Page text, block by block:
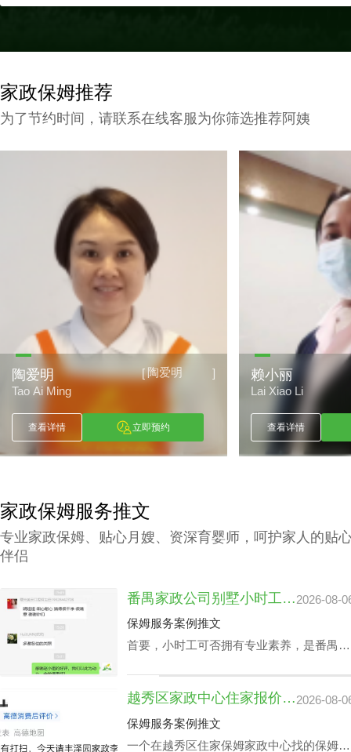
家政保姆推荐
为了节约时间，请联系在线客服为你筛选推荐阿姨
[陶爱明 ]
陶爱明
Tao Ai Ming
查看详情 立即预约
赖小丽
Lai Xiao Li
查看详情
家政保姆服务推文
专业家政保姆、贴心月嫂、资深育婴师，呵护家人的贴
伴侣
番禺家政公司别墅小时工收费会因雇主要求而变动？2026-08-
保姆服务案例推文
首要，小时工可否拥有专业素养，是番禺家
孩子做作业等，这类小时工技能与番禺家政
公司别墅小时工收费都是紧密依赖的。
越秀区家政中心住家报价揭晓：影响因素及如何选择最佳服务2026-08-
保姆服务案例推文
一个在越秀区住家保姆家政中心找的保姆对